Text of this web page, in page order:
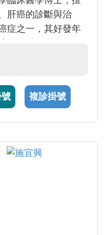
肝癌的診斷與治
症之一，其好發年
酒精攝取、家族肝癌
中胎兒蛋白值檢
細針穿刺檢查、腹
複診掛號